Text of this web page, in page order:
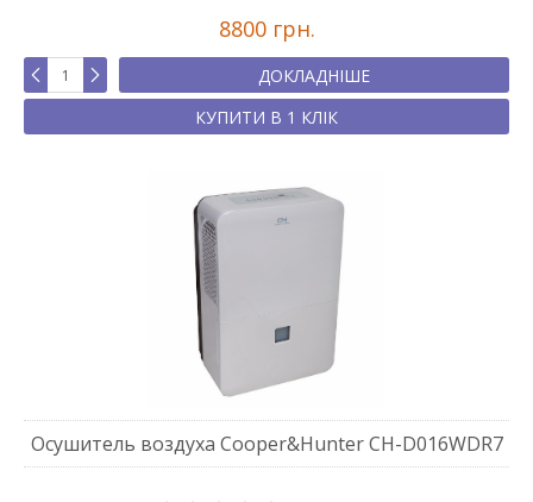
8800 грн.
ДОКЛАДНІШЕ
КУПИТИ В 1 КЛІК
Осушитель воздуха Cooper&Hunter CH-D016WDR7